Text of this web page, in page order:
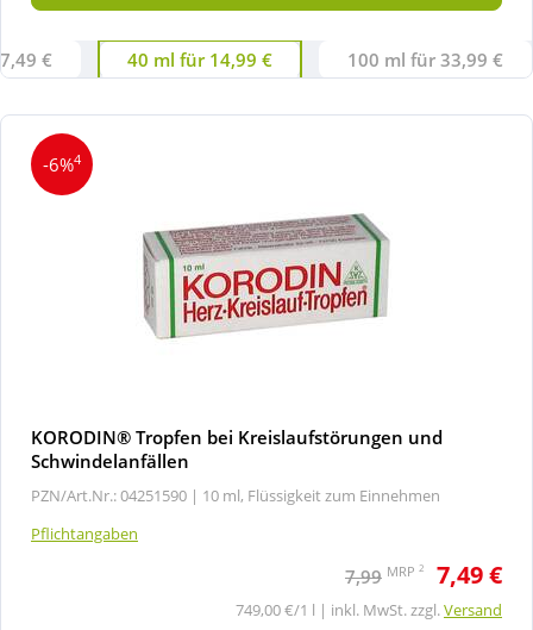
€ 40 ml für 14,99 € 100 ml für 33,99 €
-6%4
KORODIN® Tropfen bei Kreislaufstörungen und
Schwindelanfällen
PZN/Art.Nr.: 04251590 | 10 ml, Flüssigkeit zum Einnehmen
Pflichtangaben
7,99 MRP 2 7,49 €
749,00 €/1 l | inkl. MwSt. zzgl.Versand